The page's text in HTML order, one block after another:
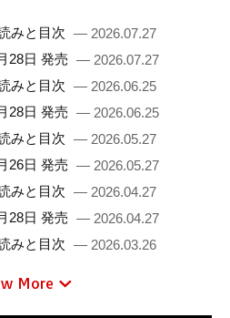
みと目次 — 2026.07.27
28日 発売 — 2026.07.27
みと目次 — 2026.06.25
28日 発売 — 2026.06.25
みと目次 — 2026.05.27
26日 発売 — 2026.05.27
みと目次 — 2026.04.27
28日 発売 — 2026.04.27
みと目次 — 2026.03.26
More